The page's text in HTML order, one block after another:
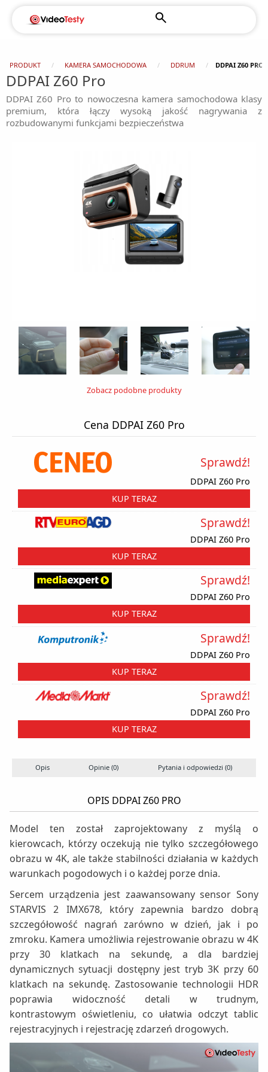
PRODUKT KAMERA SAMOCHODOWA DDRUM DDPAI Z60 PRO
DDPAI Z60 Pro
DDPAI Z60 Pro to nowoczesna kamera samochodowa klasy
premium, która łączy wysoką jakość nagrywania z
rozbudowanymi funkcjami bezpieczeństwa
Zobacz podobne produkty
Cena DDPAI Z60 Pro
DDPAI Z60 Pro
Sprawdź!
KUP TERAZ
DDPAI Z60 Pro
Sprawdź!
KUP TERAZ
DDPAI Z60 Pro
Sprawdź!
KUP TERAZ
DDPAI Z60 Pro
Sprawdź!
KUP TERAZ
DDPAI Z60 Pro
Sprawdź!
KUP TERAZ
Opis Opinie (0) Pytania i odpowiedzi (0)
OPIS DDPAI Z60 PRO
Model ten został zaprojektowany z myślą o
kierowcach, którzy oczekują nie tylko szczegółowego
obrazu w 4K, ale także stabilności działania w każdych
warunkach pogodowych i o każdej porze dnia.
Sercem urządzenia jest zaawansowany sensor Sony
STARVIS 2 IMX678, który zapewnia bardzo dobrą
szczegółowość nagrań zarówno w dzień, jak i po
zmroku. Kamera umożliwia rejestrowanie obrazu w 4K
przy 30 klatkach na sekundę, a dla bardziej
dynamicznych sytuacji dostępny jest tryb 3K przy 60
klatkach na sekundę. Zastosowanie technologii HDR
poprawia widoczność detali w trudnym,
kontrastowym oświetleniu, co ułatwia odczyt tablic
rejestracyjnych i rejestrację zdarzeń drogowych.